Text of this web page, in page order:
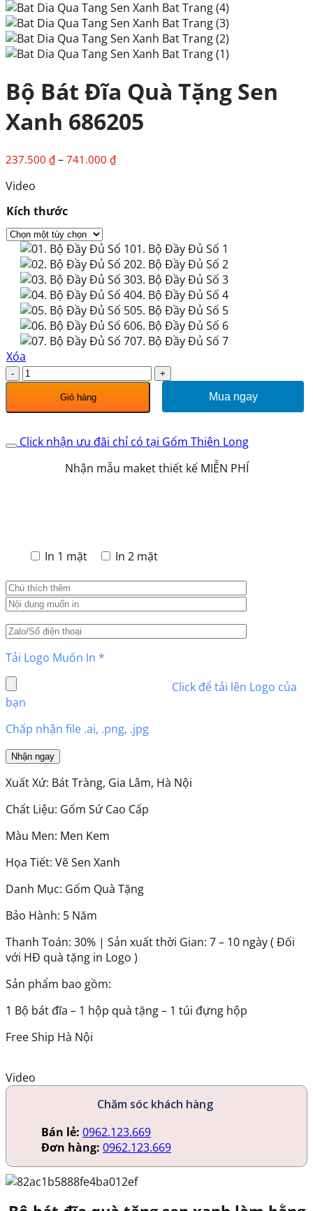
Bộ Bát Đĩa Quà Tặng Sen
Xanh 686205
237.500 ₫ – 741.000 ₫Khoảng
Video
Kích thước
01. Bộ Đầy Đủ Số 1
02. Bộ Đầy Đủ Số 2
03. Bộ Đầy Đủ Số 3
04. Bộ Đầy Đủ Số 4
05. Bộ Đầy Đủ Số 5
06. Bộ Đầy Đủ Số 6
07. Bộ Đầy Đủ Số 7
Xóa
Bộ
Bát
Quà
Tặng
Sen
Giỏ hàng Mua ngay
Click nhận ưu đãi chỉ có tại Gốm Thiên Long
Nhận mẫu maket thiết kế MIỄN PHÍ
In 1 mặt In 2 mặt
Tải Logo Muốn In *
Click để tải lên Logo của
bạn
Chấp nhận file .ai, .png, .jpg
Xuất Xứ: Bát Tràng, Gia Lâm, Hà Nội
Chất Liệu: Gốm Sứ Cao Cấp
Màu Men: Men Kem
Họa Tiết: Vẽ Sen Xanh
Danh Mục: Gốm Quà Tặng
Bảo Hành: 5 Năm
Thanh Toán: 30% | Sản xuất thời Gian: 7 – 10 ngày ( Đối
với HĐ quà tặng in Logo )
Sản phẩm bao gồm:
1 Bộ bát đĩa – 1 hộp quà tặng – 1 túi đựng hộp
Free Ship Hà Nội
Video
Chăm sóc khách hàng
Bán lẻ: 0962.123.669
Đơn hàng: 0962.123.669